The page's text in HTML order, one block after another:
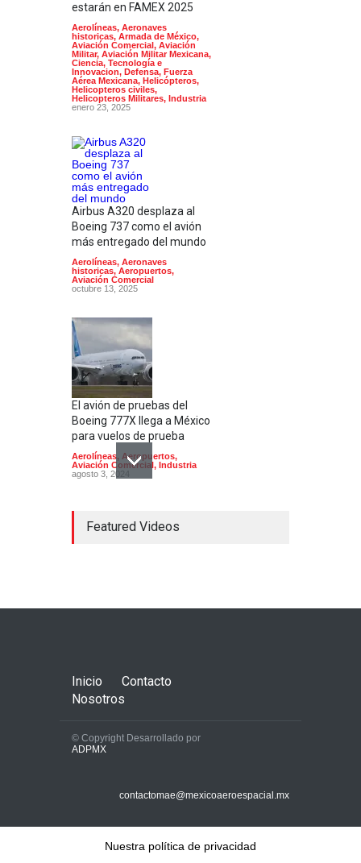
estarán en FAMEX 2025
Aerolíneas, Aeronaves
historicas, Armada de México,
Aviación Comercial, Aviación
Militar, Aviación Militar Mexicana,
Ciencia, Tecnología e
Innovacion, Defensa, Fuerza
Aérea Mexicana, Helicópteros,
Helicopteros civiles,
Helicopteros Militares, Industria
enero 23, 2025
Airbus A320 desplaza al
Boeing 737 como el avión
más entregado del mundo
Aerolíneas, Aeronaves
historicas, Aeropuertos,
Aviación Comercial
octubre 13, 2025
El avión de pruebas del
Boeing 777X llega a México
para vuelos de prueba
Aerolíneas, Aeropuertos,
Aviación Comercial , Industria
agosto 3, 2024
2.550 aviones nuevos en los
la nube, la estrategia
Aerolíneas,Aeropuertos,
agosto 7, 2025
Featured Videos
Inicio
Contacto
Nosotros
© Copyright Desarrollado por
ADPMX
contactomae@mexicoaeroespacial.mx
Nuestra política de privacidad